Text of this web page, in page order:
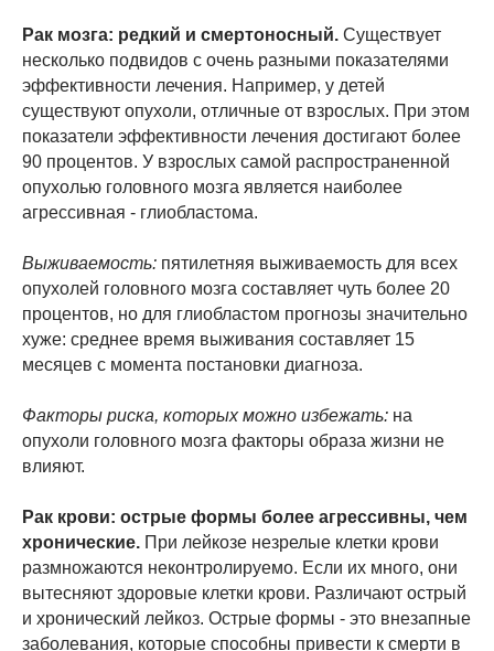
Рак мозга: редкий и смертоносный. Существует
несколько подвидов с очень разными показателями
эффективности лечения. Например, у детей
существуют опухоли, отличные от взрослых. При этом
показатели эффективности лечения достигают более
90 процентов. У взрослых самой распространенной
опухолью головного мозга является наиболее
агрессивная - глиобластома.
Выживаемость: пятилетняя выживаемость для всех
опухолей головного мозга составляет чуть более 20
процентов, но для глиобластом прогнозы значительно
хуже: среднее время выживания составляет 15
месяцев с момента постановки диагноза.
Факторы риска, которых можно избежать: на
опухоли головного мозга факторы образа жизни не
влияют.
Рак крови: острые формы более агрессивны, чем
хронические. При лейкозе незрелые клетки крови
размножаются неконтролируемо. Если их много, они
вытесняют здоровые клетки крови. Различают острый
и хронический лейкоз. Острые формы - это внезапные
заболевания, которые способны привести к смерти в